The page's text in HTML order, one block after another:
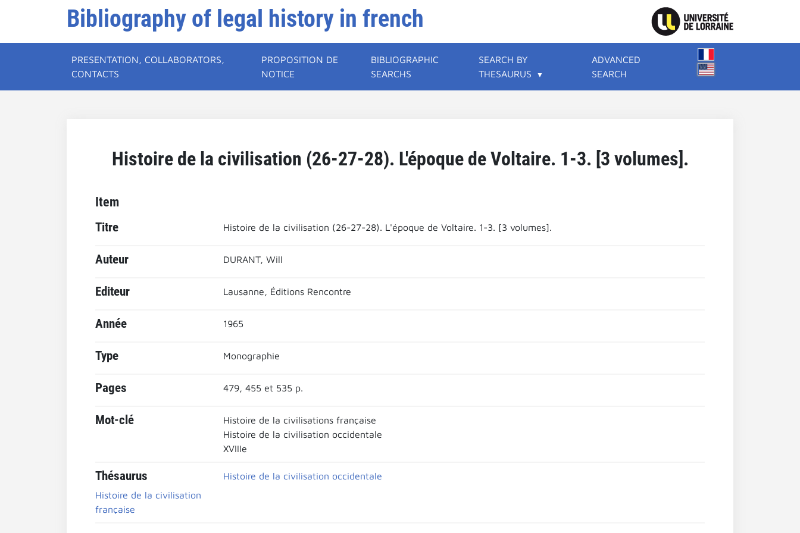
Bibliography of legal history in french
PRESENTATION, COLLABORATORS,
CONTACTS
PROPOSITION DE
NOTICE
BIBLIOGRAPHIC
SEARCHS
SEARCH BY
THESAURUS
ADVANCED
SEARCH
Histoire de la civilisation (26-27-28). L'époque de Voltaire. 1-3. [3 volumes].
Item
Titre Histoire de la civilisation (26-27-28). L'époque de Voltaire. 1-3. [3 volumes].
Auteur DURANT, Will
Editeur Lausanne, Éditions Rencontre
Année 1965
Type Monographie
Pages 479, 455 et 535 p.
Mot-clé
Histoire de la civilisations française
Histoire de la civilisation occidentale
XVIIIe
Thésaurus
Histoire de la civilisation occidentale
Histoire de la civilisation
française